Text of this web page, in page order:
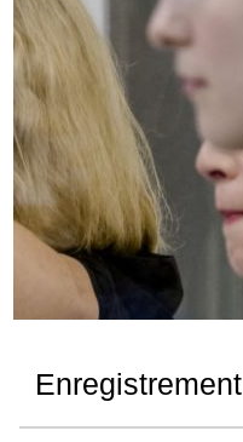
Enregistrement